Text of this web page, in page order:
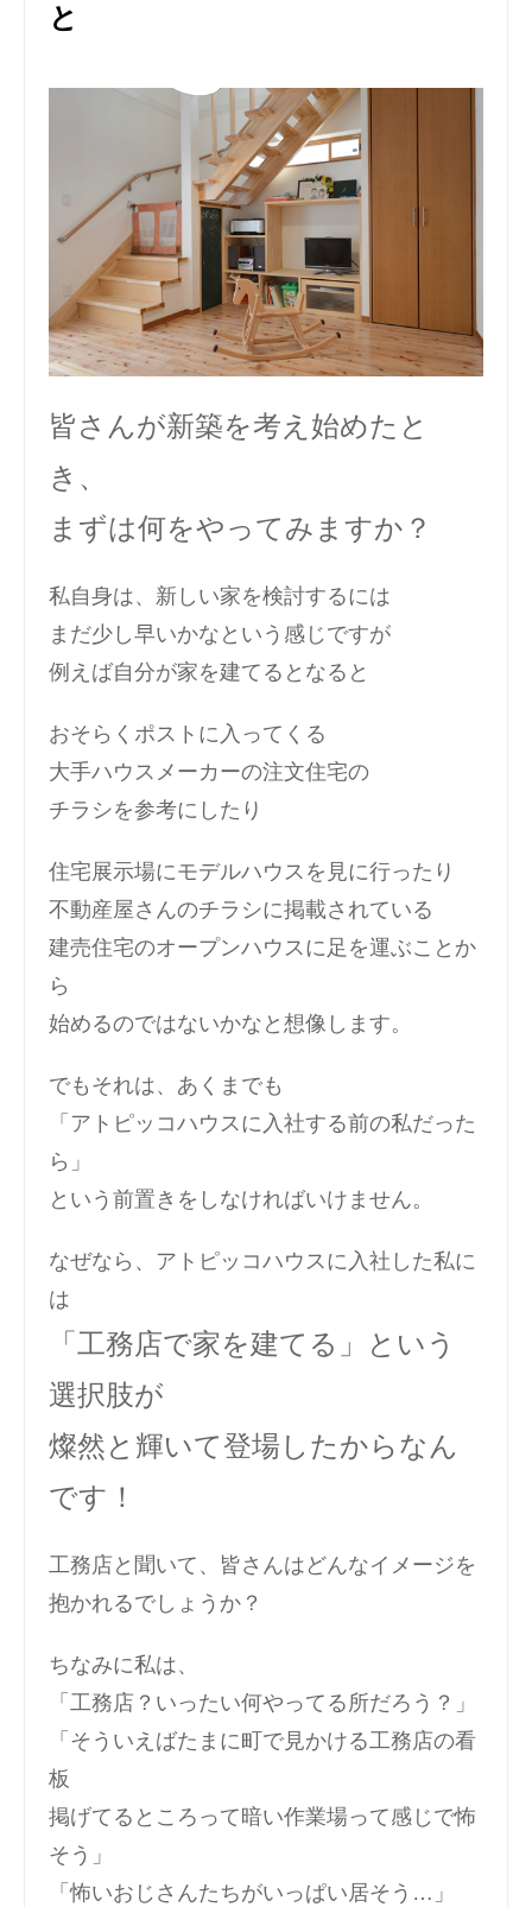
と
皆さんが新築を考え始めたと
き、
まずは何をやってみますか？
私自身は、新しい家を検討するには
まだ少し早いかなという感じですが
例えば自分が家を建てるとなると
おそらくポストに入ってくる
大手ハウスメーカーの注文住宅の
チラシを参考にしたり
住宅展示場にモデルハウスを見に行ったり
不動産屋さんのチラシに掲載されている
建売住宅のオープンハウスに足を運ぶことか
ら
始めるのではないかなと想像します。
でもそれは、あくまでも
「アトピッコハウスに入社する前の私だった
ら」
という前置きをしなければいけません。
なぜなら、アトピッコハウスに入社した私に
は
「工務店で家を建てる」という
選択肢が
燦然と輝いて登場したからなん
です！
工務店と聞いて、皆さんはどんなイメージを
抱かれるでしょうか？
ちなみに私は、
「工務店？いったい何やってる所だろう？」
「そういえばたまに町で見かける工務店の看
板
掲げてるところって暗い作業場って感じで怖
そう」
「怖いおじさんたちがいっぱい居そう…」